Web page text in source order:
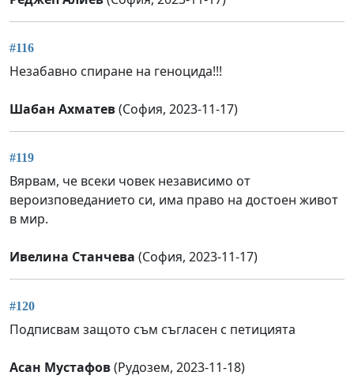
#116
Незабавно спиране на геноцида!!!
Шабан Ахматев(София, 2023-11-17)
#119
Вярвам, че всеки човек независимо от
вероизповеданието си, има право на достоен живот
в мир.
Ивелинa Станчева (София, 2023-11-17)
#120
Подписвам защото съм съгласен с петицията
Асан Мустафов(Рудозем, 2023-11-18)